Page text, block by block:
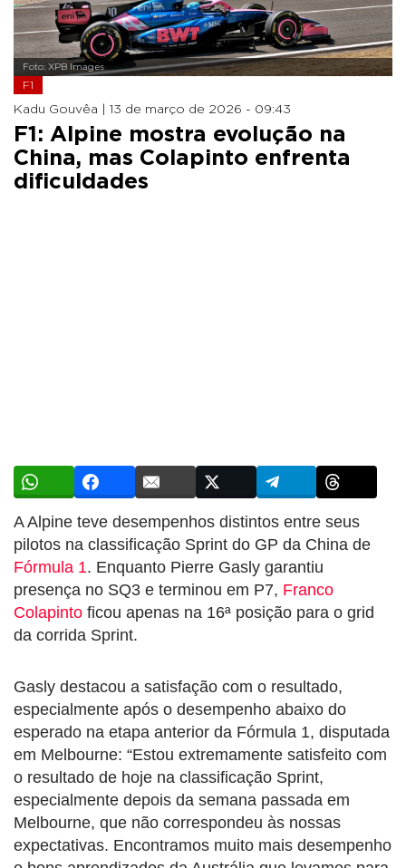
Foto: XPB Images
F1
Kadu Gouvêa | 13 de março de 2026 - 09:43
F1: Alpine mostra evolução na
China, mas Colapinto enfrenta
dificuldades
A Alpine teve desempenhos distintos entre seus
pilotos na classificação Sprint do GP da China de
Fórmula 1. Enquanto Pierre Gasly garantiu
presença no SQ3 e terminou em P7, Franco
Colapinto ficou apenas na 16ª posição para o grid
da corrida Sprint.
Gasly destacou a satisfação com o resultado,
especialmente após o desempenho abaixo do
esperado na etapa anterior da Fórmula 1, disputada
em Melbourne: “Estou extremamente satisfeito com
o resultado de hoje na classificação Sprint,
especialmente depois da semana passada em
Melbourne, que não correspondeu às nossas
expectativas. Encontramos muito mais desempenho